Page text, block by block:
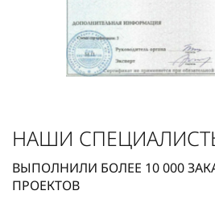
НАШИ
ВЫПОЛНИЛИ БОЛЕЕ 10 000
ПРОЕКТОВ